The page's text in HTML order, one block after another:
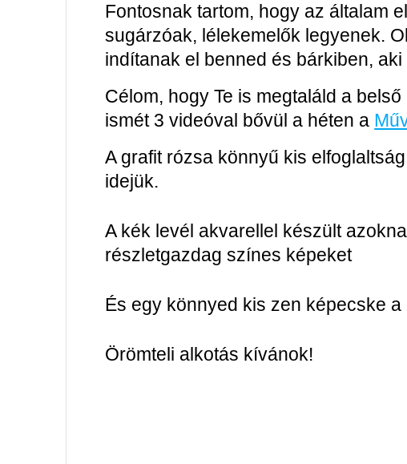
Fontosnak tartom, hogy az általam
sugárzóak, lélekemelők legyenek.
indítanak el benned és bárkiben, aki
Célom, hogy Te is megtaláld a
ismét 3 videóval bővül a héten a
A grafit rózsa könnyű kis
idejük.
A kék levél akvarellel készült
részletgazdag színes képeket
És egy könnyed kis zen képecske
Örömteli alkotás kívánok!